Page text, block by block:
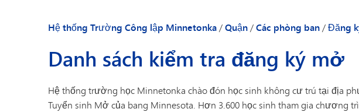
Giao thông vận tải
Hệ thống Trường Công lập Minnetonka/Quận/Các phòng ban/Đăng
Danh sách kiểm tra đăng ký mở
Hệ thống trường học Minnetonka chào đón học sinh không cư trú tại địa
Tuyển sinh Mở của bang Minnesota. Hơn 3.600 học sinh tham gia chương